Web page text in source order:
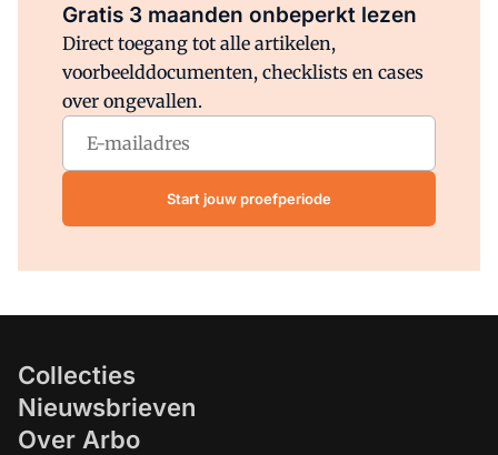
Gratis 3 maanden onbeperkt lezen
Direct toegang tot alle artikelen,
voorbeelddocumenten, checklists en cases
over ongevallen.
Start jouw proefperiode
Collecties
Nieuwsbrieven
Over Arbo